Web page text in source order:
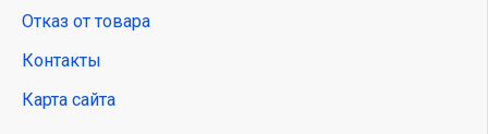
Отказ от товара
Контакты
Карта сайта